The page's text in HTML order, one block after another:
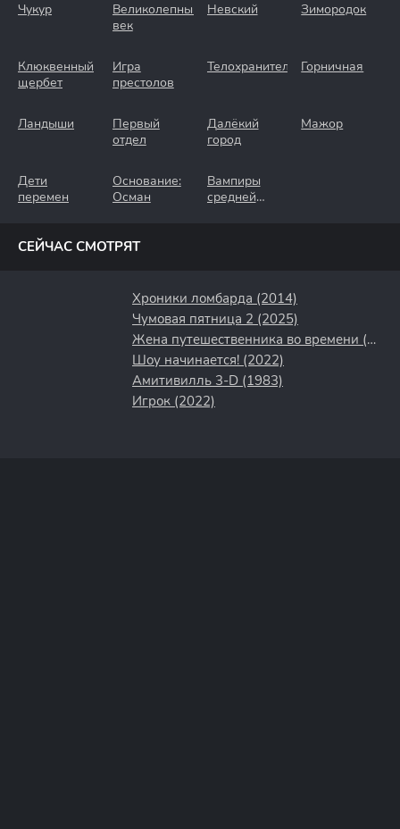
Чукур
Великолепный
век
Невский Зимородок
Клюквенный
щербет
Игра
престолов
Телохранители Горничная
Ландыши
Первый
отдел
Далёкий
город
Мажор
Дети
перемен
Основание:
Осман
Вампиры
средней
СЕЙЧАС СМОТРЯТ
Хроники ломбарда (2014)
Чумовая пятница 2 (2025)
Жена путешественника во времени (2022)
Шоу начинается! (2022)
Амитивилль 3-D (1983)
Игрок (2022)